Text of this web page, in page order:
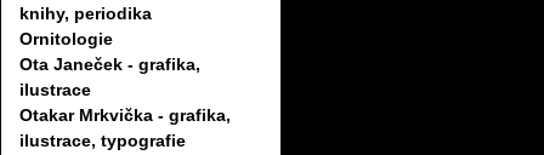
knihy, periodika
Ornitologie
Ota Janeček - grafika,
ilustrace
Otakar Mrkvička - grafika,
ilustrace, typografie